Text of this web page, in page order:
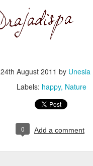
24th August 2011 by Unesia
Labels: happy Nature
0 Add a comment